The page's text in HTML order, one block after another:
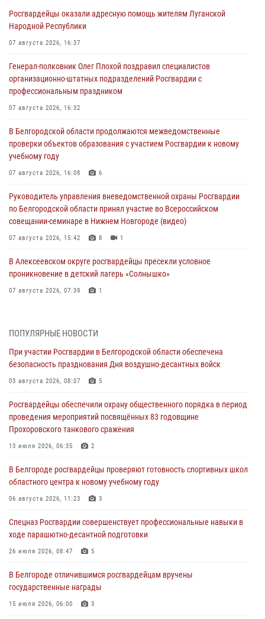
Росгвардейцы оказали адресную помощь жителям Луганской
Народной Республики
07 августа 2026, 16:37
Генерал-полковник Олег Плохой поздравил специалистов
организационно-штатных подразделений Росгвардии с
профессиональным праздником
07 августа 2026, 16:32
В Белгородской области продолжаются межведомственные
проверки объектов образования с участием Росгвардии к новому
учебному году
07 августа 2026, 16:08 6
Руководитель управления вневедомственной охраны Росгвардии
по Белгородской области принял участие во Всероссийском
совещании-семинаре в Нижнем Новгороде (видео)
07 августа 2026, 15:42 8 1
В Алексеевском округе росгвардейцы пресекли условное
проникновение в детский лагерь «Солнышко»
07 августа 2026, 07:39 1
Подвиги героев‑росгвардейцев увековечили в новой музейной
экспозиции белгородского музея‑диорамы «Курская битва.
06 августа 2026, 12:05 3
В Белгороде росгвардейцы проверяют готовность спортивных школ
областного центра к новому учебному году
Росгвардия обеспечила общественную безопасность празднования
83-й годовщины освобождения г. Белгорода от немецко -
06 августа 2026, 06:54 3
Офицеры Росгвардии и ветераны войск правопорядка почтили
05 августа 2026, 17:12 2
ПОПУЛЯРНЫЕ НОВОСТИ
При участии Росгвардии в Белгородской области обеспечена
безопасность празднования Дня воздушно-десантных войск
03 августа 2026, 08:07 5
Росгвардейцы обеспечили охрану общественного порядка в период
проведения мероприятий посвящённых 83 годовщине
Прохоровского танкового сражения
13 июля 2026, 06:35 2
В Белгороде росгвардейцы проверяют готовность спортивных школ
областного центра к новому учебному году
06 августа 2026, 11:23 3
Спецназ Росгвардии совершенствует профессиональные навыки в
ходе парашютно-десантной подготовки
26 июля 2026, 08:47 5
В Белгороде отличившимся росгвардейцам вручены
государственные награды
15 июля 2026, 06:00 3